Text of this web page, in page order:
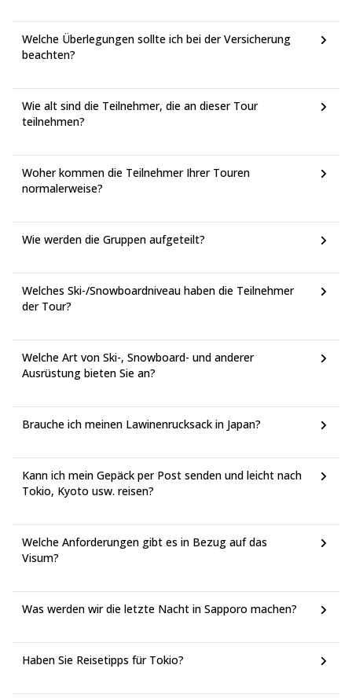
Welche Überlegungen sollte ich bei der Versicherung
beachten?
Wie alt sind die Teilnehmer, die an dieser Tour
teilnehmen?
Woher kommen die Teilnehmer Ihrer Touren
normalerweise?
Wie werden die Gruppen aufgeteilt?
Welches Ski-/Snowboardniveau haben die Teilnehmer
der Tour?
Welche Art von Ski-, Snowboard- und anderer
Ausrüstung bieten Sie an?
Brauche ich meinen Lawinenrucksack in Japan?
Kann ich mein Gepäck per Post senden und leicht nach
Tokio, Kyoto usw. reisen?
Welche Anforderungen gibt es in Bezug auf das
Visum?
Was werden wir die letzte Nacht in Sapporo machen?
Haben Sie Reisetipps für Tokio?